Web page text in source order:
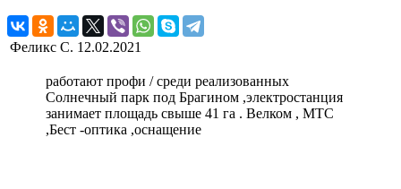
Феликс С. 12.02.2021
работают профи / среди реализованных
Солнечный парк под Брагином ,электростанция
занимает площадь свыше 41 га . Велком , МТС
,Бест -оптика ,оснащение